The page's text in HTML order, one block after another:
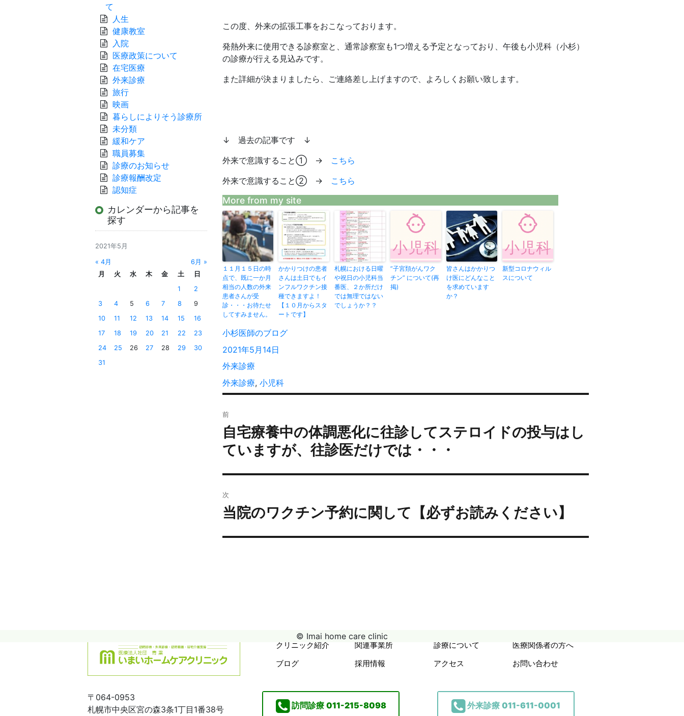
この度、外来の拡張工事をおこなっております。
発熱外来に使用できる診察室と、通常診察室も1つ増える予定となっており、午後も小児科（小杉）
の診療が行える見込みです。
また詳細が決まりましたら、ご連絡差し上げますので、よろしくお願い致します。
↓ 過去の記事です ↓
外来で意識すること① → こちら
外来で意識すること② → こちら
More from my site
１１月１５日の時
点で、既に一か月
相当の人数の外来
患者さんが受
診・・・お待たせ
してすみません。
かかりつけの患者
さんは土日でもイ
ンフルワクチン接
種できますよ！
【１０月からスタ
ートです】
札幌における日曜
や祝日の小児科当
番医、２か所だけ
では無理ではない
でしょうか？？
”子宮頚がんワク
チン” について(再
掲)
皆さんはかかりつ
け医にどんなこと
を求めています
か？
新型コロナウィル
スについて
投
稿
小杉医師のブログ
投
稿
2021年5月14日
カ
テ
ゴ
ー
外来診療
タ
グ
外来診療, 小児科
稿
ナ
ビ
ゲ
ー
ン
前
過
去
の
稿:
自宅療養中の体調悪化に往診してステロイドの投与はし
ていますが、往診医だけでは・・・
次
次
投
当院のワクチン予約に関して【必ずお読みください】
て
人生
健康教室
入院
医療政策について
在宅医療
外来診療
旅行
映画
暮らしによりそう診療所
未分類
緩和ケア
職員募集
診療のお知らせ
診療報酬改定
認知症
カレンダーから記事を
探す
2021年5月
« 4月
6月 »
月
火 水 木 金 土
日
1
2
3
4 5 6 7 8
9
10
11 12 13 14 15
16
17
18 19 20 21 22
23
24
25 26 27 28 29
30
31
クリニック紹介 関連事業所 診療について
医療関係者の方へ
ブログ
採用情報 アクセス お問い合わせ
〒064-0953
札幌市中央区宮の森3条1丁目1番38号
訪問診療 011-215-8098 外来診療 011-611-0001
© Imai home care clinic